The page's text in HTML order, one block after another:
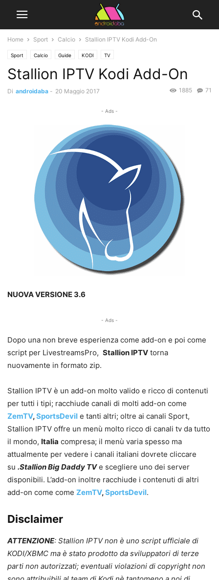
Home Sport Calcio Stallion IPTV Kodi Add-On
Sport Calcio Guide KODI TV
Stallion IPTV Kodi Add-On
Di androidaba - 20 Maggio 2017 71
1885
- Ads -
NUOVA VERSIONE 3.6
- Ads -
Dopo una non breve esperienza come add-on e poi come
script per LivestreamsPro, Stallion IPTV torna
nuovamente in formato zip.
Stallion IPTV è un add-on molto valido e ricco di contenuti
per tutti i tipi; racchiude canali di molti add-on come
ZemTV,SportsDevil e tanti altri; oltre ai canali Sport,
Stallion IPTV offre un menù molto ricco di canali tv da tutto
il mondo, Italia compresa; il menù varia spesso ma
attualmente per vedere i canali italiani dovrete cliccare
su .Stallion Big Daddy TVe scegliere uno dei server
disponibili. L’add-on inoltre racchiude i contenuti di altri
add-on come come ZemTV,SportsDevil.
Disclaimer
ATTENZIONE: Stallion IPTV non è uno script ufficiale di
KODI/XBMC ma è stato prodotto da sviluppatori di terze
parti non autorizzati; eventuali violazioni di copyright non